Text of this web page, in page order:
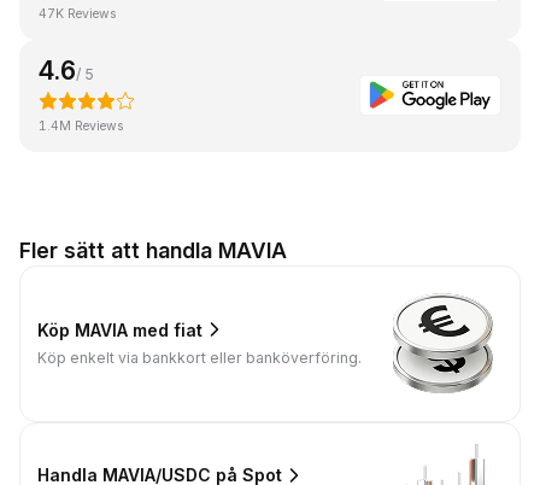
47K Reviews
4.6/ 5
1.4M Reviews
Fler sätt att handla MAVIA
Köp MAVIA med fiat
Köp enkelt via bankkort eller banköverföring.
Handla MAVIA/USDC på Spot